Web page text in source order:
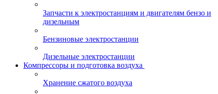
Запчасти к электростанциям и двигателям бензо и
дизельным
Бензиновые электростанции
Дизельные электростанции
Компрессоры и подготовка воздуха
Хранение сжатого воздуха